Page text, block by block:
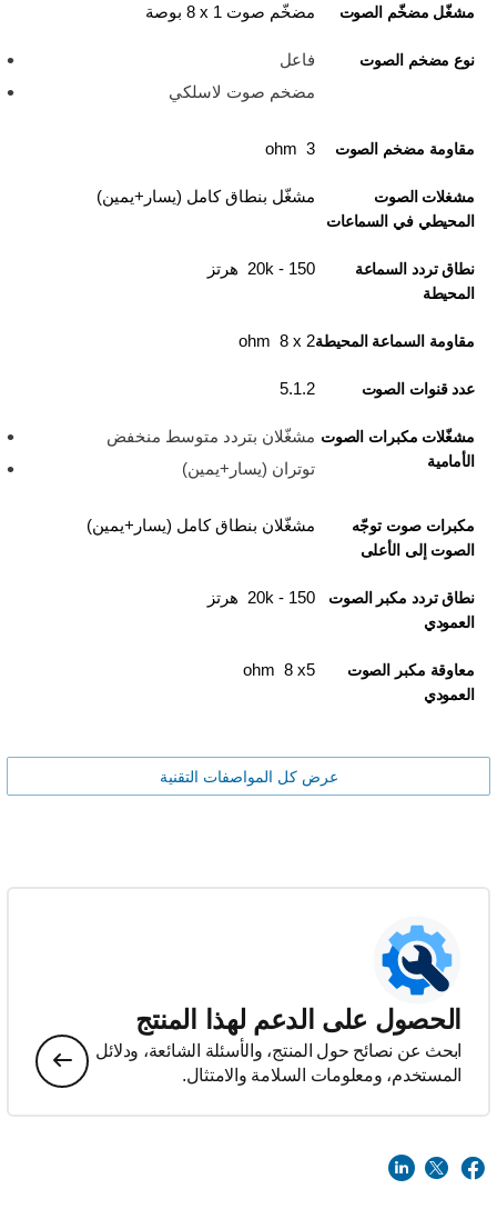
مشغّل مضخّم الصوت مضخّم صوت 1 x ‏8 بوصة
نوع مضخم الصوت
فاعل
مضخم صوت لاسلكي
مقاومة مضخم الصوت 3 ohm
مشغلات الصوت
المحيطي في السماعات
مشغّل بنطاق كامل (يسار+يمين)
نطاق تردد السماعة
المحيطة
150 - 20k هرتز
مقاومة السماعة المحيطة2 x‏ 8 ohm
عدد قنوات الصوت 5.1.2
مشغّلات مكبرات الصوت
الأمامية
مشغّلان بتردد متوسط منخفض
توتران (يسار+يمين)
مكبرات صوت توجّه
الصوت إلى الأعلى
مشغّلان بنطاق كامل (يسار+يمين)
نطاق تردد مكبر الصوت
العمودي
150 - 20k هرتز
معاوقة مكبر الصوت
العمودي
5‏x‏ 8 ohm
عرض كل المواصفات التقنية
الحصول على الدعم لهذا المنتج
ابحث عن نصائح حول المنتج، والأسئلة الشائعة، ودلائل
المستخدم، ومعلومات السلامة والامتثال.